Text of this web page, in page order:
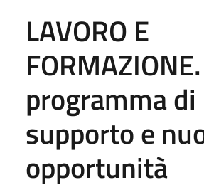
LAVORO E
programma di
supporto e
opportunità